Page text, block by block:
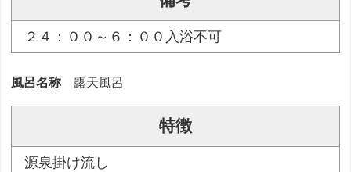
２４：００～６：００入浴不可
風呂名称 露天風呂
特徴
源泉掛け流し